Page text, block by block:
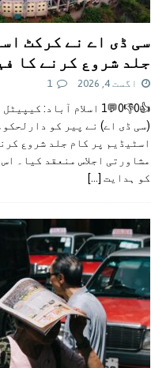
سی ڈی اے نے کرکٹ
جلد شروع کرنے کا
اگست 4, 2026 1
👍0👎0💬1 اسلام آباد:
(سی ڈی اے) نے پیر کو
اسٹیڈیم پر کام جلد شروع
مشاورتی اجلاس منعقد کیا۔
کو ہدایت [...]